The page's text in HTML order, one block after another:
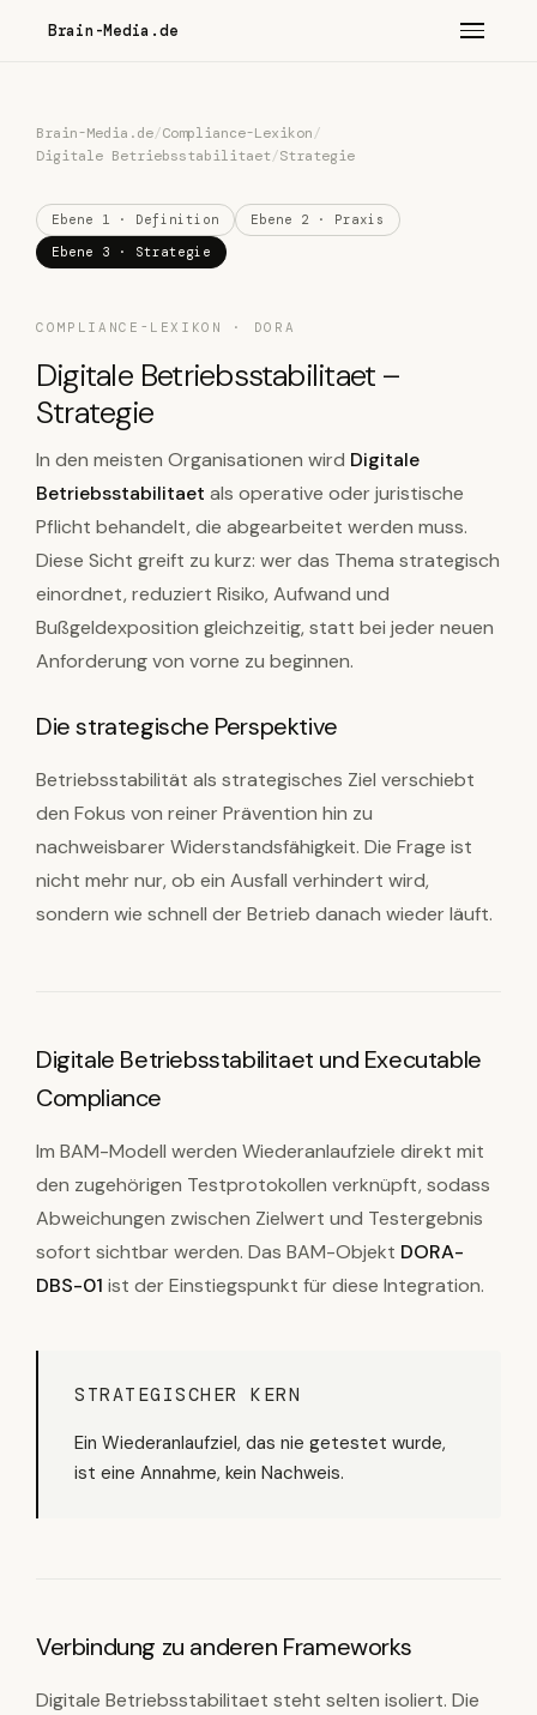
Brain-Media.de
Brain-Media.de/Compliance-Lexikon/
Digitale Betriebsstabilitaet/Strategie
Ebene 1 · Definition
Ebene 2 · Praxis
Ebene 3 · Strategie
COMPLIANCE-LEXIKON · DORA
Digitale Betriebsstabilitaet –
Strategie
In den meisten Organisationen wird Digitale
Betriebsstabilitaet als operative oder juristische
Pflicht behandelt, die abgearbeitet werden muss.
Diese Sicht greift zu kurz: wer das Thema strategisch
einordnet, reduziert Risiko, Aufwand und
Bußgeldexposition gleichzeitig, statt bei jeder neuen
Anforderung von vorne zu beginnen.
Die strategische Perspektive
Betriebsstabilität als strategisches Ziel verschiebt
den Fokus von reiner Prävention hin zu
nachweisbarer Widerstandsfähigkeit. Die Frage ist
nicht mehr nur, ob ein Ausfall verhindert wird,
sondern wie schnell der Betrieb danach wieder läuft.
Digitale Betriebsstabilitaet und Executable
Compliance
Im BAM-Modell werden Wiederanlaufziele direkt mit
den zugehörigen Testprotokollen verknüpft, sodass
Abweichungen zwischen Zielwert und Testergebnis
sofort sichtbar werden. Das BAM-Objekt DORA-
DBS-01 ist der Einstiegspunkt für diese Integration.
STRATEGISCHER KERN
Ein Wiederanlaufziel, das nie getestet wurde,
ist eine Annahme, kein Nachweis.
Verbindung zu anderen Frameworks
Digitale Betriebsstabilitaet steht selten isoliert. Die